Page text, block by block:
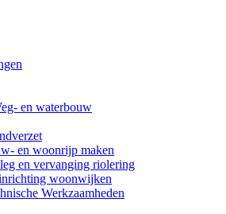
en waterbouw
en woonrijp maken
en vervanging riolering
woonwijken
Werkzaamheden